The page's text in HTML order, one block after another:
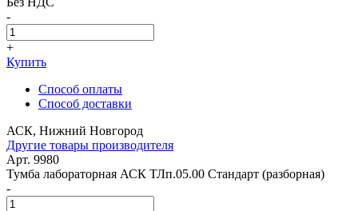
-
+
Купить
Способ оплаты
Способ доставки
АСК, Нижний Новгород
Другие товары производителя
Арт. 9980
Тумба лабораторная АСК ТЛп.05.00 Стандарт (разборная)
-